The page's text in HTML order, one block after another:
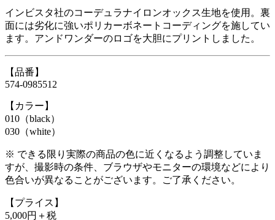
インビスタ社のコーデュラナイロンオックス生地を使用。裏
面には劣化に強いポリカーボネートコーディングを施してい
ます。アンドワンダーのロゴを大胆にプリントしました。
【品番】
574-0985512
【カラー】
010（black）
030（white）
※ できる限り実際の商品の色に近くなるよう調整していま
すが、撮影時の条件、ブラウザやモニターの環境などにより
色合いが異なることがございます。ご了承ください。
【プライス】
5,000円＋税